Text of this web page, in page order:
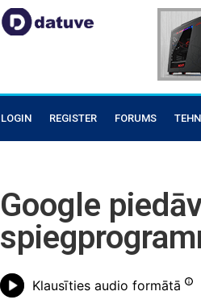
LOGIN REGISTER FORUMS
Google
Klausīties audio formātā